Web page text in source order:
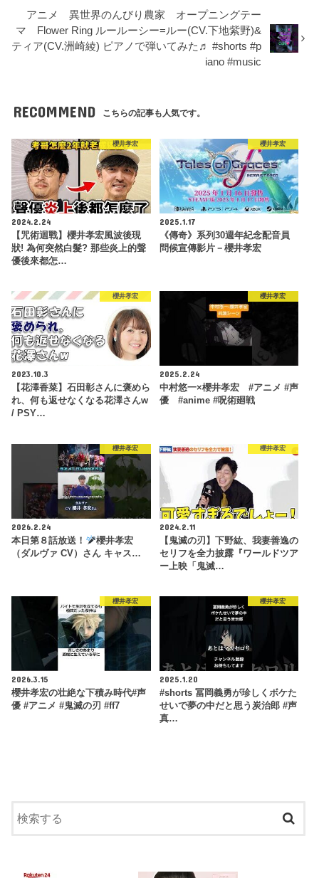
アニメ 異世界のんびり農家 オープニングテー
マ Flower Ring ルールーシー=ルー(CV.下地紫野)&
ティア(CV.洲崎綾) ピアノで弾いてみた♬ #shorts #p
iano #music
RECOMMEND こちらの記事も人気です。
櫻井孝宏
2024.2.24
【咒術迴戰】櫻井孝宏風波後現
狀! 為何突然白髮? 那些炎上的聲
優後來都怎…
櫻井孝宏
2025.1.17
《傳奇》系列30週年紀念配音員
問候宣傳影片－櫻井孝宏
櫻井孝宏
2023.10.3
【花澤香菜】石田彰さんに褒めら
れ、何も返せなくなる花澤さんw
/ PSY…
櫻井孝宏
2025.2.24
中村悠一×櫻井孝宏 #アニメ #声
優 #anime #呪術廻戦
櫻井孝宏
2026.2.24
本日第８話放送！
櫻井孝宏
（ダルヴァ CV）さん キャス…
櫻井孝宏
2024.2.11
【鬼滅の刃】下野紘、我妻善逸の
セリフを全力披露『ワールドツア
ー上映「鬼滅…
櫻井孝宏
2026.3.15
櫻井孝宏の壮絶な下積み時代#声
優 #アニメ #鬼滅の刃 #ff7
櫻井孝宏
2025.1.20
#shorts 冨岡義勇が珍しくボケた
せいで夢の中だと思う炭治郎 #声
真…